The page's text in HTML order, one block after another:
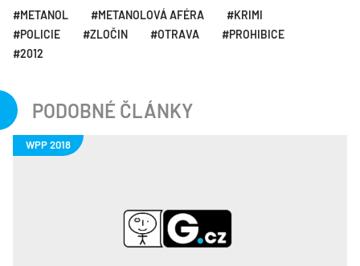
METANOL METANOLOVÁ AFÉRA
KRIMI
POLICIE
ZLOČIN OTRAVA
PROHIBICE
2012
PODOBNÉ ČLÁNKY